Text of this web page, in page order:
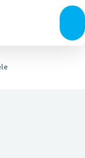
Industri